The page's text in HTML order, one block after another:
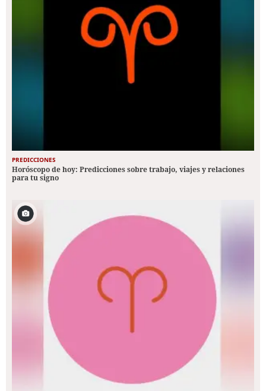
PREDICCIONES
Horóscopo de hoy: Predicciones sobre trabajo, viajes y relaciones
para tu signo